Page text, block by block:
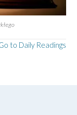
to Daily Readings